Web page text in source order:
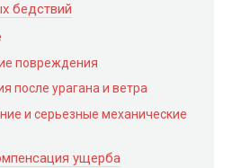
бедствий
повреждения
после урагана и ветра
и серьезные механические
ущерба